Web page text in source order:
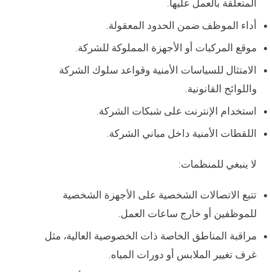
المتعلقة بالعمل عليها.
أداء الموظف ضمن الحدود المعقولة.
موقع المركبات أو الأجهزة المملوكة للشركة.
الامتثال للسياسات الأمنية وقواعد سلوك الشركة
واللوائح القانونية.
استخدام الإنترنت على شبكات الشركة.
اللقطات الأمنية داخل مباني الشركة.
لا ينبغي للمنظمات:
تتبع الاتصالات الشخصية على الأجهزة الشخصية
للموظفين أو خارج ساعات العمل.
مراقبة المناطق الخاصة ذات الخصوصية العالية، مثل
غرف تغيير الملابس أو دورات المياه.